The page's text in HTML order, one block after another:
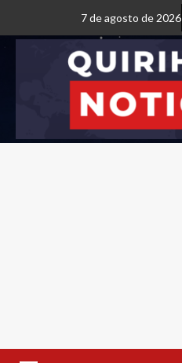
7 de agosto de 2026